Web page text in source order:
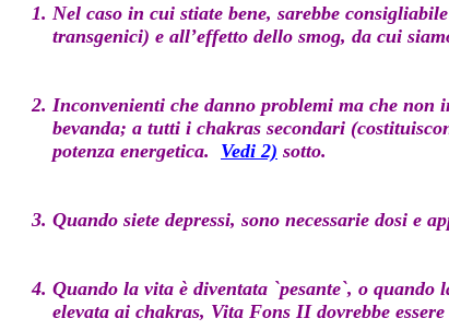
Nel caso in cui stiate bene, sarebbe
transgenici) e all’effetto dello smog, da cui
Inconvenienti che danno problemi ma che
bevanda; a tutti i chakras secondari
potenza energetica. Vedi 2) sotto.
Quando siete depressi, sono necessarie dosi e
Quando la vita è diventata `pesante`, o
elevata ai chakras, Vita Fons IIdovrebbe